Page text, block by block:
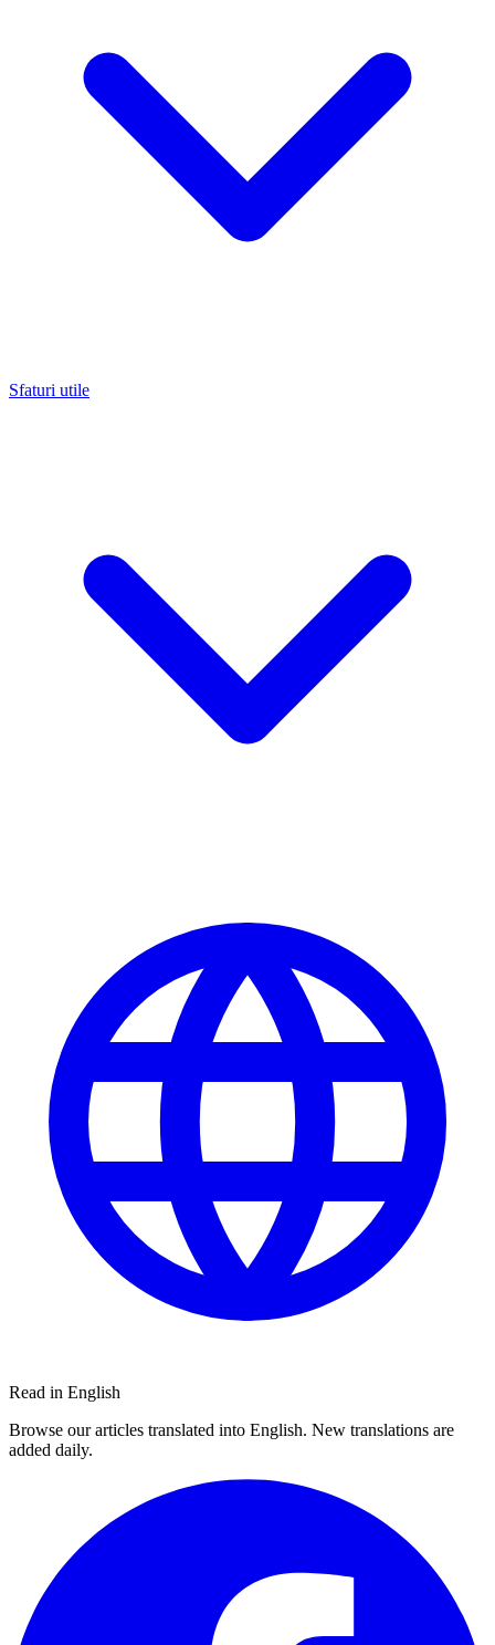
Sfaturi utile
Read in English
Browse our articles translated into English. New translations are
added daily.